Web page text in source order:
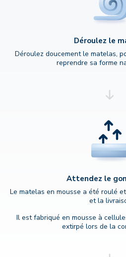
Déroulez le
Déroulez doucement le matelas,
reprendre sa forme
Attendez le
Le matelas en mousse a été roulé
et la
Il est fabriqué en mousse à
extirpé lors de la